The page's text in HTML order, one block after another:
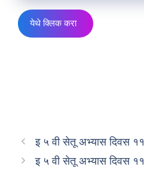
येथे क्लिक करा
इ ५ वी सेतू अभ्यास दिवस ११
इ ५ वी सेतू अभ्यास दिवस ११